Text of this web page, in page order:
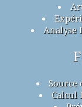
Analyse
Source
Calcul